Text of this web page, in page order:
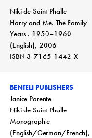
Niki de Saint Phalle
Harry and Me. The Family
Years . 1950–1960
(English), 2006
ISBN 3-7165-1442-X
BENTELI PUBLISHERS
Janice Parente
Niki de Saint Phalle
Monographie
(English/German/French),